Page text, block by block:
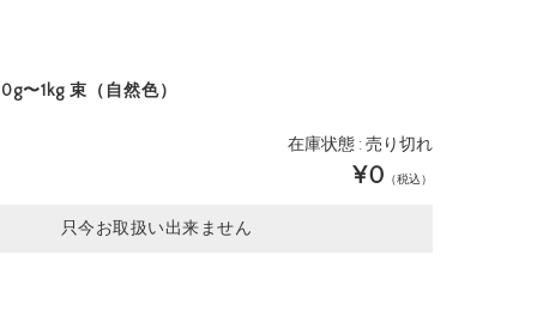
〜1kg 束（自然色）
在庫状態 : 売り切れ
¥0 （税込）
只今お取扱い出来ません